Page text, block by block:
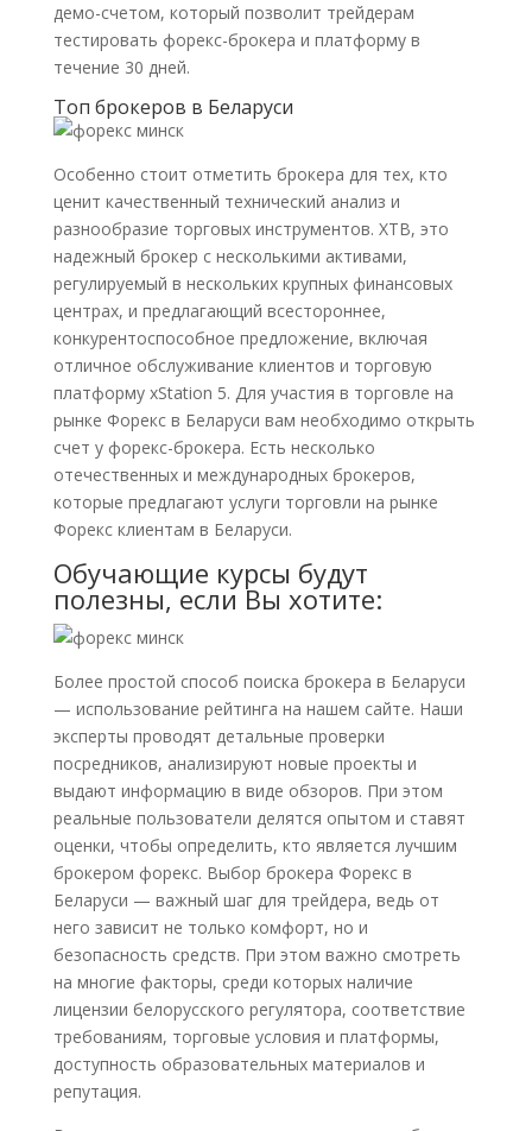
демо-счетом, который позволит трейдерам
тестировать форекс-брокера и платформу в
течение 30 дней.
Топ брокеров в Беларуси
Особенно стоит отметить брокера для тех, кто
ценит качественный технический анализ и
разнообразие торговых инструментов. XTB, это
надежный брокер с несколькими активами,
регулируемый в нескольких крупных финансовых
центрах, и предлагающий всестороннее,
конкурентоспособное предложение, включая
отличное обслуживание клиентов и торговую
платформу xStation 5. Для участия в торговле на
рынке Форекс в Беларуси вам необходимо открыть
счет у форекс-брокера. Есть несколько
отечественных и международных брокеров,
которые предлагают услуги торговли на рынке
Форекс клиентам в Беларуси.
Обучающие курсы будут
полезны, если Вы хотите:
Более простой способ поиска брокера в Беларуси
— использование рейтинга на нашем сайте. Наши
эксперты проводят детальные проверки
посредников, анализируют новые проекты и
выдают информацию в виде обзоров. При этом
реальные пользователи делятся опытом и ставят
оценки, чтобы определить, кто является лучшим
брокером форекс. Выбор брокера Форекс в
Беларуси — важный шаг для трейдера, ведь от
него зависит не только комфорт, но и
безопасность средств. При этом важно смотреть
на многие факторы, среди которых наличие
лицензии белорусского регулятора, соответствие
требованиям, торговые условия и платформы,
доступность образовательных материалов и
репутация.